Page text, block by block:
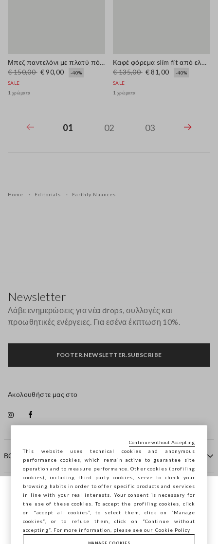
Μπεζ παντελόνι με πλατύ πόδι από μείγμα λινού
€ 150,00 € 90,00
-40%
SALE
1 χρώματα
Καφέ φόρεμα slim fit από ελαστικό μείγμα λινού και βισκόζης
€ 135,00 € 81,00
-40%
SALE
1 χρώματα
01 02 03
Home Editorials Earthly Nuances
ΒΟΗΘΕΙΑ
ΠΡΑΚΤΟΡΕΙΟ
ΕΠΙΚΟΙΝΩΝΗΣΤΕ ΜΑΖΙ ΜΑΣ
Newsletter
Λάβε ενημερώσεις για νέα drops, συλλογές και
προωθητικές ενέργειες. Για εσένα έκπτωση 10%.
FOOTER.NEWSLETTER.SUBSCRIBE
Ακολουθήστε μας στο
Περιηγείστε στο STEFANEL Ελλάδας, θέλετε
να αποθηκεύσετε την τοποθεσία σας;
This website uses technical cookies and anonymous
performance cookies, which remain active to guarantee site
operation and to measure performance. Other cookies (profiling
cookies), including third party cookies, serve to check your
browsing habits in order to offer specific products and services
in line with your real interests. Your consent is necessary for
the use of these cookies. To accept the profiling cookies, click
on "accept all cookies”, to select them, click on “Manage
cookies”, or to refuse them, click on “Continue without
accepting”. For more information, please see our Cookie Policy
MANAGE COOKIES
Continue without Accepting